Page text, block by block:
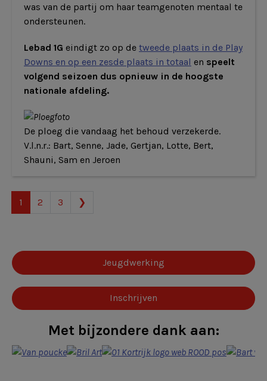
was van de partij om haar teamgenoten mentaal te
ondersteunen.
Lebad 1G eindigt zo op de tweede plaats in de Play
Downs en op een zesde plaats in totaal en speelt
volgend seizoen dus opnieuw in de hoogste
nationale afdeling.
De ploeg die vandaag het behoud verzekerde.
V.l.n.r.: Bart, Senne, Jade, Gertjan, Lotte, Bert,
Shauni, Sam en Jeroen
1 2 3 ❯
Jeugdwerking
Inschrijven
Met bijzondere dank aan: